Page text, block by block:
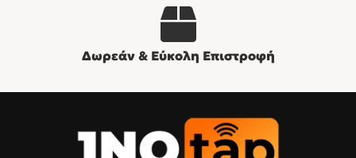
Δωρεάν & Εύκολη Επιστροφή